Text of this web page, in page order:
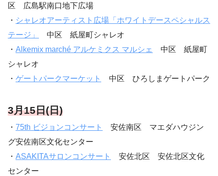
区 広島駅南口地下広場
・ シャレオアーティスト広場「ホワイトデースペシャルス
テージ」
中区 紙屋町シャレオ
・ Alkemix marché アルケミクス マルシェ
中区 紙屋町
シャレオ
・ ゲートパークマーケット 中区 ひろしまゲートパーク
3月15日(日)
・ 75th ビジョンコンサート
安佐南区 マエダハウジン
グ安佐南区文化センター
・ ASAKITAサロンコンサート
安佐北区 安佐北区文化
センター